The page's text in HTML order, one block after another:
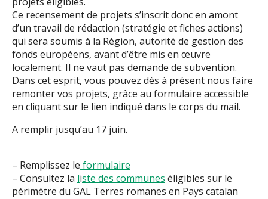
Ce recensement de projets s’inscrit donc en amont
d’un travail de rédaction (stratégie et fiches actions)
qui sera soumis à la Région, autorité de gestion des
fonds européens, avant d’être mis en œuvre
localement. Il ne vaut pas demande de subvention.
Dans cet esprit, vous pouvez dès à présent nous faire
remonter vos projets, grâce au formulaire accessible
en cliquant sur le lien indiqué dans le corps du mail.
A remplir jusqu’au 17 juin.
– Remplissez le formulaire
– Consultez la liste des communes éligibles sur le
périmètre du GAL Terres romanes en Pays catalan